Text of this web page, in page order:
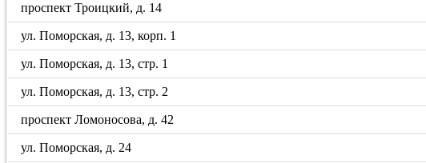
проспект Троицкий, д. 14
ул. Поморская, д. 13, корп. 1
ул. Поморская, д. 13, стр. 1
ул. Поморская, д. 13, стр. 2
проспект Ломоносова, д. 42
ул. Поморская, д. 24